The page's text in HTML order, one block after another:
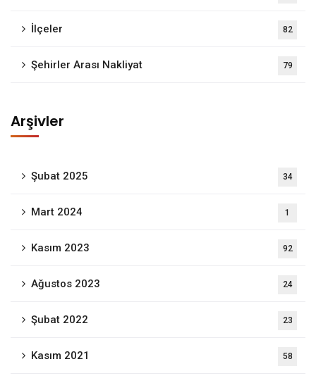
İlçeler 82
Şehirler Arası Nakliyat 79
Arşivler
Şubat 2025 34
Mart 2024 1
Kasım 2023 92
Ağustos 2023 24
Şubat 2022 23
Kasım 2021 58